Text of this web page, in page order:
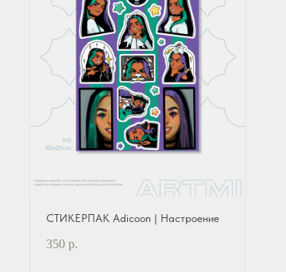
СТИКЕРПАК Adicoon | Настроение
350 р.